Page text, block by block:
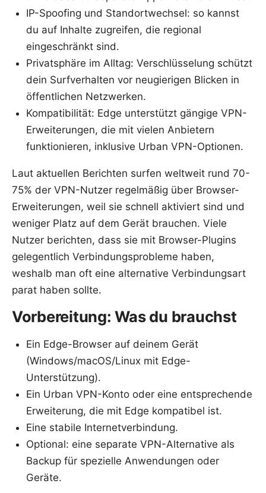
IP-Spoofing und Standortwechsel: so kannst
du auf Inhalte zugreifen, die regional
eingeschränkt sind.
Privatsphäre im Alltag: Verschlüsselung schützt
dein Surfverhalten vor neugierigen Blicken in
öffentlichen Netzwerken.
Kompatibilität: Edge unterstützt gängige VPN-
Erweiterungen, die mit vielen Anbietern
funktionieren, inklusive Urban VPN-Optionen.
Laut aktuellen Berichten surfen weltweit rund 70-
75% der VPN-Nutzer regelmäßig über Browser-
Erweiterungen, weil sie schnell aktiviert sind und
weniger Platz auf dem Gerät brauchen. Viele
Nutzer berichten, dass sie mit Browser-Plugins
gelegentlich Verbindungsprobleme haben,
weshalb man oft eine alternative Verbindungsart
parat haben sollte.
Vorbereitung: Was du brauchst
Ein Edge-Browser auf deinem Gerät
(Windows/macOS/Linux mit Edge-
Unterstützung).
Ein Urban VPN-Konto oder eine entsprechende
Erweiterung, die mit Edge kompatibel ist.
Eine stabile Internetverbindung.
Optional: eine separate VPN-Alternative als
Backup für spezielle Anwendungen oder
Geräte.